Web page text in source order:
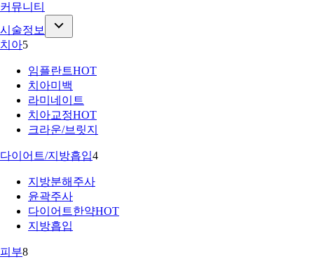
커뮤니티
시술정보
치아5
임플란트HOT
치아미백
라미네이트
치아교정HOT
크라운/브릿지
다이어트/지방흡입4
지방분해주사
윤곽주사
다이어트한약HOT
지방흡입
피부8